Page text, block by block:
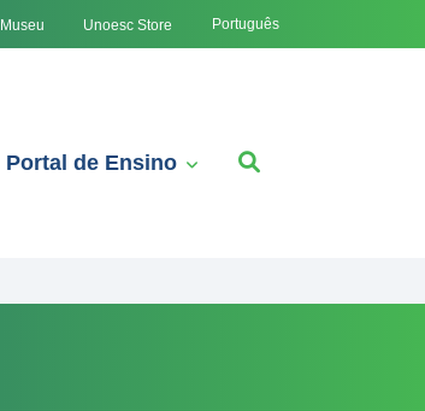
Museu Unoesc Store Português
Portal de Ensino